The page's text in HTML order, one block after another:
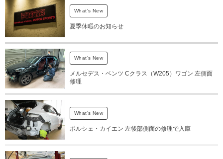
What's New
夏季休暇のお知らせ
What's New
メルセデス・ベンツ Cクラス（W205）ワゴン 左側面
修理
What's New
ポルシェ・カイエン 左後部側面の修理で入庫